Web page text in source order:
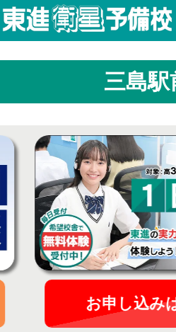
三島駅
お申し込み